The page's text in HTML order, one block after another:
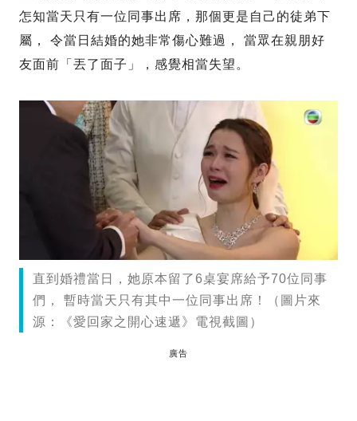
怎知當天只有一位同事出席，那個更是自己的徒弟下
屬， 令當日結婚的她非常傷心難過， 當眾在親朋好
友面前「丟了面子」，感覺相當失望。
直到婚禮當日，她原本留了6桌宴席給予70位同事
們， 暫時當天只有其中一位同事出席！（圖片來
源：《愛回家之開心速遞》電視截圖）
廣告